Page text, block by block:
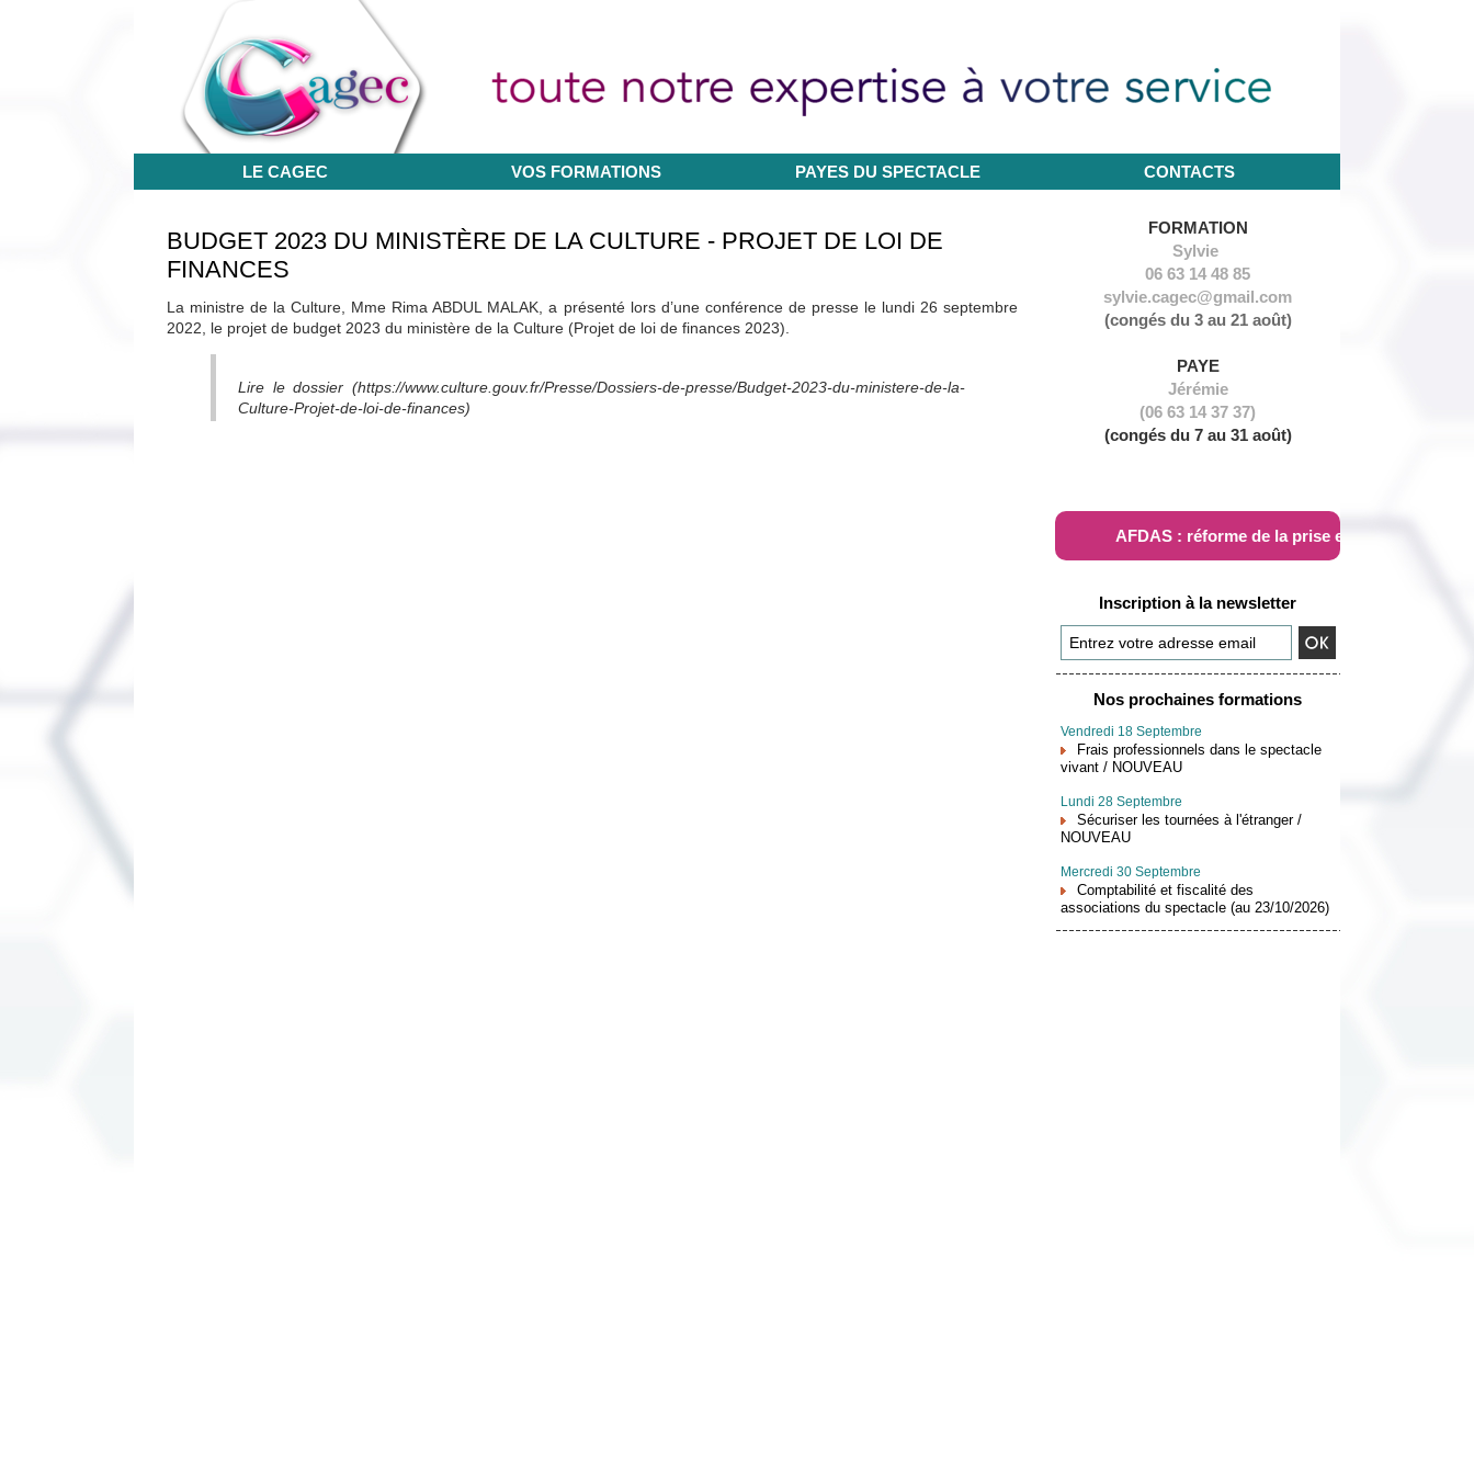
LE CAGEC VOS FORMATIONS PAYES DU SPECTACLE CONTACTS
BUDGET 2023 DU MINISTÈRE DE LA CULTURE - PROJET DE LOI DE
FINANCES
La ministre de la Culture, Mme Rima ABDUL MALAK, a présenté lors d’une conférence de presse le lundi 26 septembre
2022, le projet de budget 2023 du ministère de la Culture (Projet de loi de finances 2023).
Lire le dossier (https://www.culture.gouv.fr/Presse/Dossiers-de-presse/Budget-2023-du-ministere-de-la-
Culture-Projet-de-loi-de-finances)
FORMATION
Sylvie
06 63 14 48 85
sylvie.cagec@gmail.com
(congés du 3 au 21 août)
PAYE
Jérémie
(06 63 14 37 37)
(congés du 7 au 31 août)
AFDAS : réforme de la prise en charge
Inscription à la newsletter
Nos prochaines formations
Vendredi 18 Septembre
Frais professionnels dans le spectacle
vivant / NOUVEAU
Lundi 28 Septembre
Sécuriser les tournées à l'étranger /
NOUVEAU
Mercredi 30 Septembre
Comptabilité et fiscalité des
associations du spectacle (au 23/10/2026)